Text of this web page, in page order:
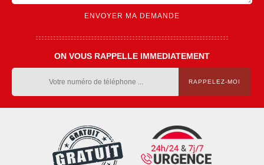
ON VOUS RAPPELLE IMMEDIATEMENT